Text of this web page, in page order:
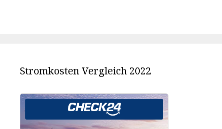
Stromkosten Vergleich 2022